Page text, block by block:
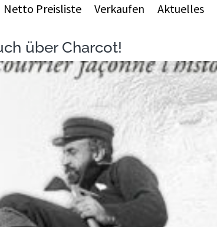
Netto Preisliste Verkaufen Aktuelles
über Charcot!